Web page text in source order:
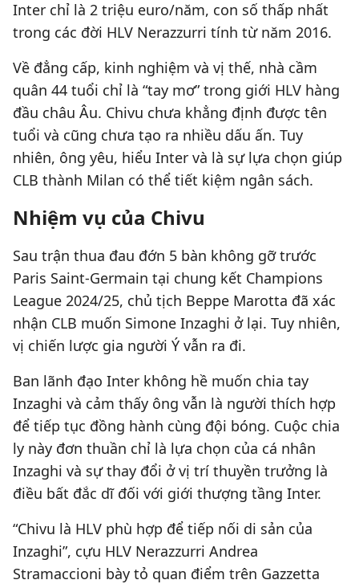
Inter chỉ là 2 triệu euro/năm, con số thấp nhất
trong các đời HLV Nerazzurri tính từ năm 2016.
Về đẳng cấp, kinh nghiệm và vị thế, nhà cầm
quân 44 tuổi chỉ là “tay mơ” trong giới HLV hàng
đầu châu Âu. Chivu chưa khẳng định được tên
tuổi và cũng chưa tạo ra nhiều dấu ấn. Tuy
nhiên, ông yêu, hiểu Inter và là sự lựa chọn giúp
CLB thành Milan có thể tiết kiệm ngân sách.
Nhiệm vụ của Chivu
Sau trận thua đau đớn 5 bàn không gỡ trước
Paris Saint-Germain tại chung kết Champions
League 2024/25, chủ tịch Beppe Marotta đã xác
nhận CLB muốn Simone Inzaghi ở lại. Tuy nhiên,
vị chiến lược gia người Ý vẫn ra đi.
Ban lãnh đạo Inter không hề muốn chia tay
Inzaghi và cảm thấy ông vẫn là người thích hợp
để tiếp tục đồng hành cùng đội bóng. Cuộc chia
ly này đơn thuần chỉ là lựa chọn của cá nhân
Inzaghi và sự thay đổi ở vị trí thuyền trưởng là
điều bất đắc dĩ đối với giới thượng tầng Inter.
“Chivu là HLV phù hợp để tiếp nối di sản của
Inzaghi”, cựu HLV Nerazzurri Andrea
Stramaccioni bày tỏ quan điểm trên Gazzetta